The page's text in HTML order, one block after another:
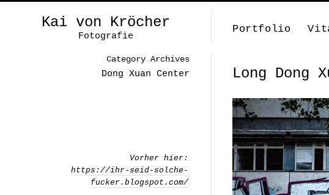
Kai von Kröcher
Fotografie
Portfolio
Long Dong
Category Archives
Dong Xuan Center
Vorher hier:
https://ihr-seid-solche-
fucker.blogspot.com/